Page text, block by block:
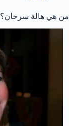
من هي هالة سرحان؟